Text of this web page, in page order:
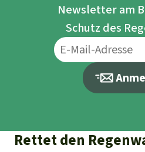
Newsletter am
Schutz des
Rettet den